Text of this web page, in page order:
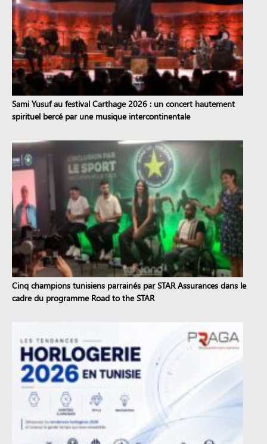
Sami Yusuf au festival Carthage 2026 : un concert hautement
spirituel bercé par une musique intercontinentale
Cinq champions tunisiens parrainés par STAR Assurances dans le
cadre du programme Road to the STAR